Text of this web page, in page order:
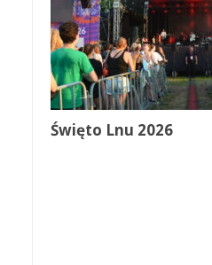
Święto Lnu 2026